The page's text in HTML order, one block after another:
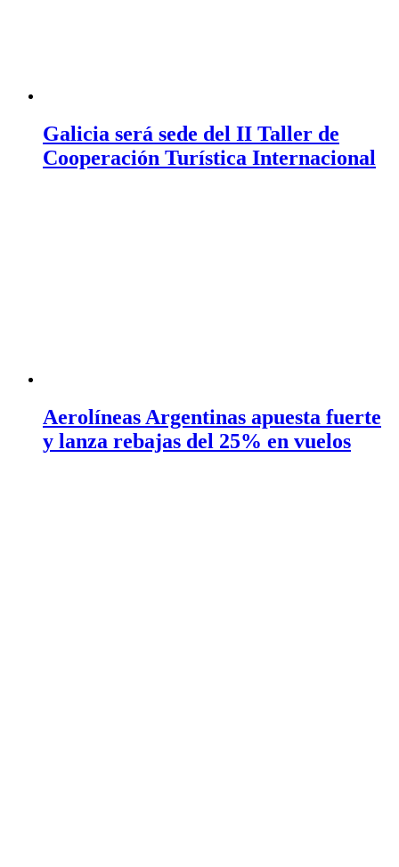
Galicia será sede del II Taller de
Cooperación Turística Internacional
Aerolíneas Argentinas apuesta fuerte
y lanza rebajas del 25% en vuelos